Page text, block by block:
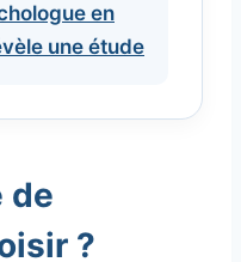
en
une étude
de
?